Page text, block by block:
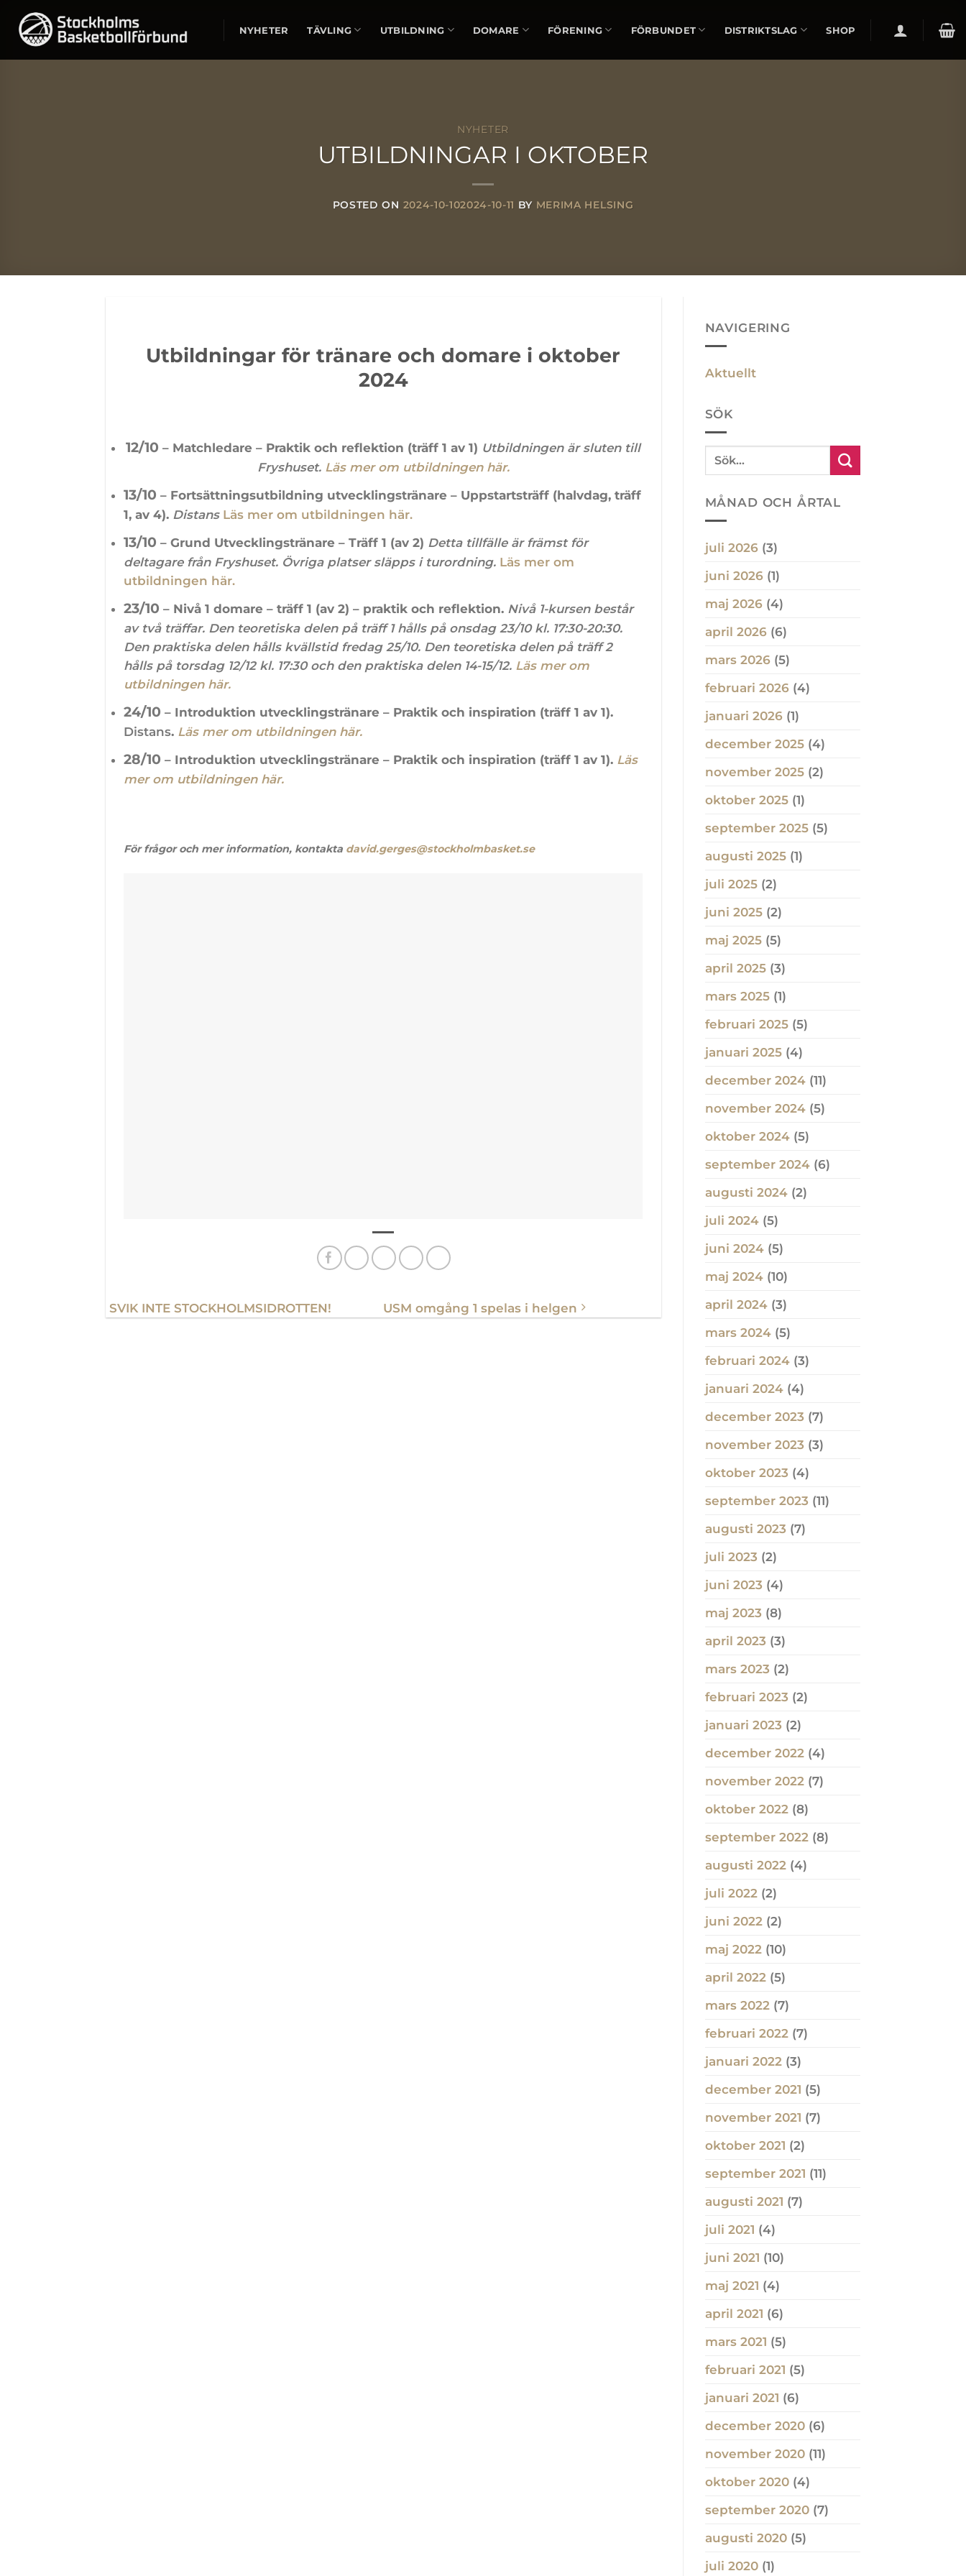
content
NYHETER TÄVLING UTBILDNING DOMARE FÖRENING FÖRBUNDET DISTRIKTSLAG SHOP
NYHETER
UTBILDNINGAR I OKTOBER
POSTED ON 2024-10-102024-10-11 BY MERIMA HELSING
Utbildningar för tränare och domare i oktober
2024
12/10 – Matchledare – Praktik och reflektion (träff 1 av 1) Utbildningen är sluten till
Fryshuset. Läs mer om utbildningen här.
13/10 – Fortsättningsutbildning utvecklingstränare – Uppstartsträff (halvdag, träff
1, av 4). Distans Läs mer om utbildningen här.
13/10 – Grund Utvecklingstränare – Träff 1 (av 2) Detta tillfälle är främst för
deltagare från Fryshuset. Övriga platser släpps i turordning. Läs mer om
utbildningen här.
23/10 – Nivå 1 domare – träff 1 (av 2) – praktik och reflektion. Nivå 1-kursen består
av två träffar. Den teoretiska delen på träff 1 hålls på onsdag 23/10 kl. 17:30-20:30.
Den praktiska delen hålls kvällstid fredag 25/10. Den teoretiska delen på träff 2
hålls på torsdag 12/12 kl. 17:30 och den praktiska delen 14-15/12. Läs mer om
utbildningen här.
24/10 – Introduktion utvecklingstränare – Praktik och inspiration (träff 1 av 1).
Distans. Läs mer om utbildningen här.
28/10 – Introduktion utvecklingstränare – Praktik och inspiration (träff 1 av 1). Läs
mer om utbildningen här.
För frågor och mer information, kontakta david.gerges@stockholmbasket.se
SVIK INTE STOCKHOLMSIDROTTEN! USM omgång 1 spelas i helgen
NAVIGERING
Aktuellt
SÖK
MÅNAD OCH ÅRTAL
juli 2026(3)
juni 2026(1)
maj 2026(4)
april 2026(6)
mars 2026(5)
februari 2026(4)
januari 2026(1)
december 2025(4)
november 2025(2)
oktober 2025(1)
september 2025(5)
augusti 2025(1)
juli 2025(2)
juni 2025(2)
maj 2025(5)
april 2025(3)
mars 2025(1)
februari 2025(5)
januari 2025(4)
december 2024(11)
november 2024(5)
oktober 2024(5)
september 2024(6)
augusti 2024(2)
juli 2024(5)
juni 2024(5)
maj 2024(10)
april 2024(3)
mars 2024(5)
februari 2024(3)
januari 2024(4)
december 2023 (7)
november 2023 (3)
oktober 2023 (4)
september 2023 (11)
augusti 2023 (7)
juli 2023 (2)
juni 2023 (4)
maj 2023 (8)
april 2023 (3)
mars 2023 (2)
februari 2023 (2)
januari 2023 (2)
december 2022(4)
november 2022(7)
oktober 2022(8)
september 2022(8)
augusti 2022(4)
juli 2022(2)
juni 2022(2)
maj 2022(10)
april 2022(5)
mars 2022(7)
februari 2022(7)
januari 2022(3)
december 2021 (5)
november 2021 (7)
oktober 2021 (2)
september 2021 (11)
augusti 2021 (7)
juli 2021 (4)
juni 2021 (10)
maj 2021 (4)
april 2021 (6)
mars 2021 (5)
februari 2021 (5)
januari 2021 (6)
december 2020(6)
november 2020(11)
oktober 2020(4)
september 2020(7)
augusti 2020(5)
juli 2020(1)